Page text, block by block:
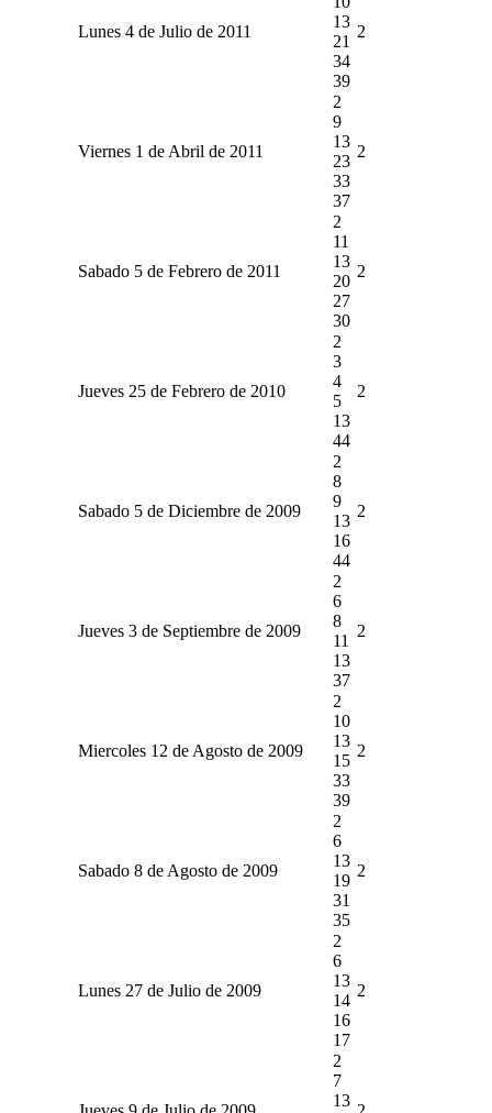
Lunes 4 de Julio de 2011
13
21
34
39
2
Viernes 1 de Abril de 2011
2
9
13
23
33
37
2
Sabado 5 de Febrero de 2011
2
11
13
20
27
30
2
Jueves 25 de Febrero de 2010
2
3
4
5
13
44
2
Sabado 5 de Diciembre de 2009
2
8
9
13
16
44
2
Jueves 3 de Septiembre de 2009
2
6
8
11
13
37
2
Miercoles 12 de Agosto de 2009
2
10
13
15
33
39
2
Sabado 8 de Agosto de 2009
2
6
13
19
31
35
2
Lunes 27 de Julio de 2009
2
6
13
14
16
17
2
2
7
13